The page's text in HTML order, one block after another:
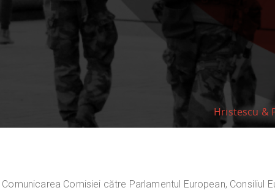
Hristescu &
Comunicarea Comisiei către Parlamentul European, Consiliul